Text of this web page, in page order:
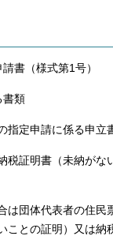
書（様式第1号）
書類
指定申請に係る申立
税証明書（未納がな
は団体代表者の住民
ことの証明）又は納